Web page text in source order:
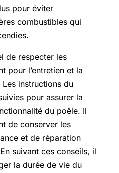
pour éviter
combustibles qui
de respecter les
pour l’entretien et la
instructions du
pour assurer la
du poêle. Il
de conserver les
et de réparation
suivant ces conseils, il
la durée de vie du